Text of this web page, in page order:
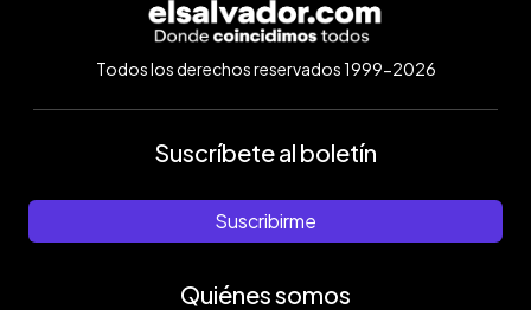
Todos los derechos reservados 1999-2026
Suscríbete al boletín
Suscribirme
Quiénes somos